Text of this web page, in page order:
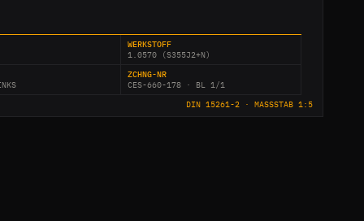
DIN 15261-2 · MASSSTAB 1:5
WERKSTOFF
1.0570 (S355J2+N)
ZCHNG-NR
CES-660-178 · BL 1/1